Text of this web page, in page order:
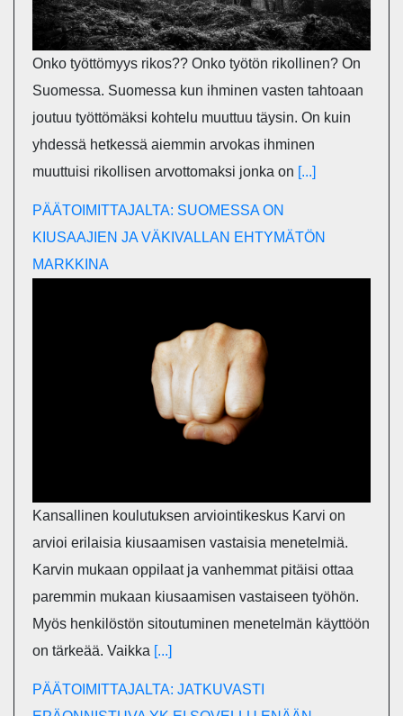
Onko työttömyys rikos?? Onko työtön rikollinen? On
Suomessa. Suomessa kun ihminen vasten tahtoaan
joutuu työttömäksi kohtelu muuttuu täysin. On kuin
yhdessä hetkessä aiemmin arvokas ihminen
muuttuisi rikollisen arvottomaksi jonka on [...]
PÄÄTOIMITTAJALTA: SUOMESSA ON
KIUSAAJIEN JA VÄKIVALLAN EHTYMÄTÖN
MARKKINA
Kansallinen koulutuksen arviointikeskus Karvi on
arvioi erilaisia kiusaamisen vastaisia menetelmiä.
Karvin mukaan oppilaat ja vanhemmat pitäisi ottaa
paremmin mukaan kiusaamisen vastaiseen työhön.
Myös henkilöstön sitoutuminen menetelmän käyttöön
on tärkeää. Vaikka [...]
PÄÄTOIMITTAJALTA: JATKUVASTI